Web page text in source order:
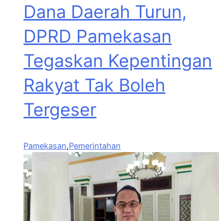
Dana Daerah Turun,
DPRD Pamekasan
Tegaskan Kepentingan
Rakyat Tak Boleh
Tergeser
Pamekasan,Pemerintahan